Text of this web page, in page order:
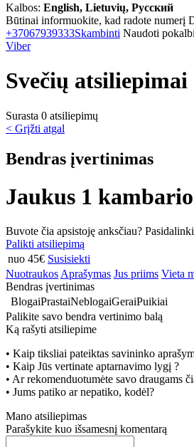
Kalbos: English, Lietuvių, Русский
Būtinai informuokite, kad radote numerį
+37067939333Skambinti Naudoti
Viber
Svečių atsiliepimai
Surasta 0 atsiliepimų
< Grįžti atgal
Bendras įvertinimas
Jaukus 1
Buvote čia apsistoję anksčiau?
Palikti atsiliepimą
nuo 45€ Susisiekti
NuotraukosAprašymas Jus priims Vieta
Bendras įvertinimas
BlogaiPrastaiNeblogaiGeraiPuikiai
Palikite savo bendra vertinimo balą
Ką rašyti atsiliepime
• Kaip tiksliai pateiktas savininko
• Kaip Jūs vertinate aptarnavimo lygį ?
• Ar rekomenduotumėte savo draugams
• Jums patiko ar nepatiko, kodėl?
Mano atsiliepimas
Parašykite kuo išsamesnį komentarą